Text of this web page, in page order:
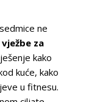
ne
vježbe za
kako
kuće, kako
u fitnesu.